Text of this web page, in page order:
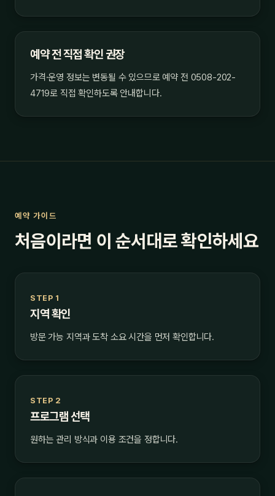
예약 전 직접 확인 권장
가격·운영 정보는 변동될 수 있으므로 예약 전 0508-202-
4719로 직접 확인하도록 안내합니다.
예약 가이드
처음이라면 이 순서대로 확인하세요
STEP 1
지역 확인
방문 가능 지역과 도착 소요 시간을 먼저 확인합니다.
STEP 2
프로그램 선택
원하는 관리 방식과 이용 조건을 정합니다.